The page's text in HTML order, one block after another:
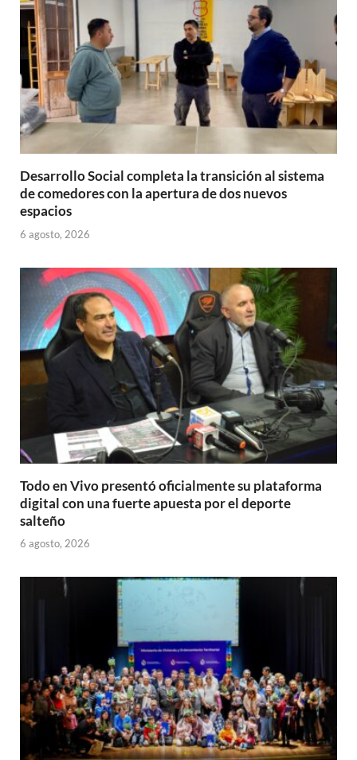
Desarrollo Social completa la transición al sistema
de comedores con la apertura de dos nuevos
espacios
6 agosto, 2026
Todo en Vivo presentó oficialmente su plataforma
digital con una fuerte apuesta por el deporte
salteño
6 agosto, 2026